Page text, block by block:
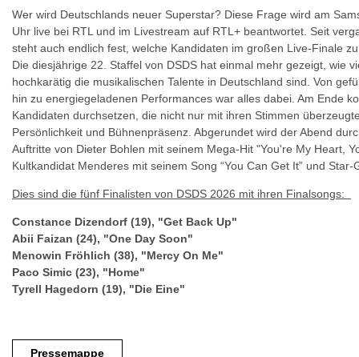
Wer wird Deutschlands neuer Superstar? Diese Frage wird am
Uhr live bei RTL und im Livestream auf RTL+ beantwortet. Seit
steht auch endlich fest, welche Kandidaten im großen Live-Finale
Die diesjährige 22. Staffel von DSDS hat einmal mehr gezeigt, wie
hochkarätig die musikalischen Talente in Deutschland sind. Von
hin zu energiegeladenen Performances war alles dabei. Am Ende
Kandidaten durchsetzen, die nicht nur mit ihren Stimmen
Persönlichkeit und Bühnenpräsenz. Abgerundet wird der Abend
Auftritte von Dieter Bohlen mit seinem Mega-Hit "You're My Heart,
Kultkandidat Menderes mit seinem Song “You Can Get It” und
Dies sind die fünf Finalisten von DSDS 2026 mit ihren Finalsongs:
Constance Dizendorf (19), "Get Back Up"
Abii Faizan (24), "One Day Soon"
Menowin Fröhlich (38), "Mercy On Me"
Paco Simic (23), "Home"
Tyrell Hagedorn (19), "Die Eine"
Pressemappe